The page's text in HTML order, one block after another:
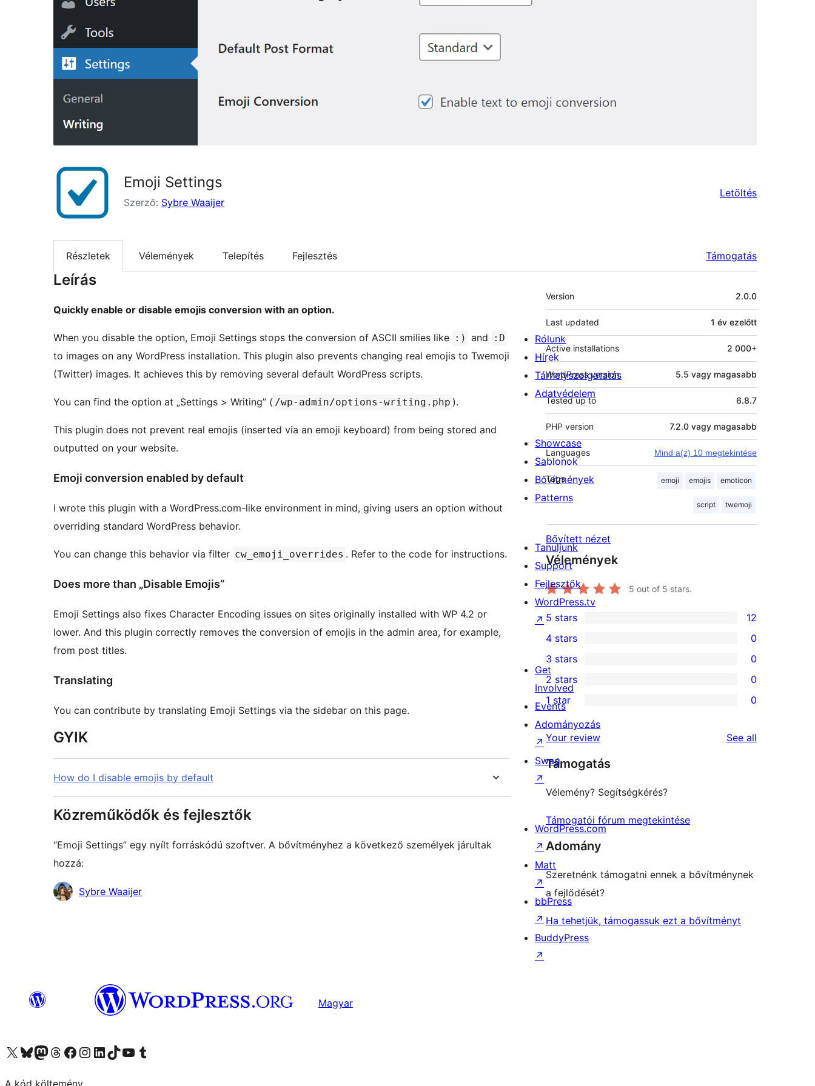
Emoji Settings
Szerző: Sybre Waaijer
Letöltés
Részletek Vélemények Telepítés Fejlesztés Támogatás
Leírás
Quickly enable or disable emojis conversion with an option.
When you disable the option, Emoji Settings stops the conversion of ASCII smilies like :) and :D
to images on any WordPress installation. This plugin also prevents changing real emojis to Twemoji
(Twitter) images. It achieves this by removing several default WordPress scripts.
You can find the option at „Settings > Writing” ( /wp-admin/options-writing.php ).
This plugin does not prevent real emojis (inserted via an emoji keyboard) from being stored and
outputted on your website.
Emoji conversion enabled by default
I wrote this plugin with a WordPress.com-like environment in mind, giving users an option without
overriding standard WordPress behavior.
You can change this behavior via filter cw_emoji_overrides . Refer to the code for instructions.
Does more than „Disable Emojis”
Emoji Settings also fixes Character Encoding issues on sites originally installed with WP 4.2 or
lower. And this plugin correctly removes the conversion of emojis in the admin area, for example,
from post titles.
Translating
You can contribute by translating Emoji Settings via the sidebar on this page.
GYIK
How do I disable emojis by default
Közreműködők és fejlesztők
“Emoji Settings” egy nyílt forráskódú szoftver. A bővítményhez a következő személyek járultak
hozzá:
Közreműködők
Sybre Waaijer
Meta
Version 2.0.0
Last updated 1 év ezelőtt
Active installations 2 000+
WordPress version 5.5 vagy magasabb
Tested up to 6.8.7
PHP version 7.2.0 vagy magasabb
Languages Mind a(z) 10 megtekintése
Tags emoji emojis emoticon
script twemoji
Bővített nézet
Vélemények
5 out of 5 stars.
12
5-
star
reviews
5 stars 12
4-
star
reviews
4 stars 0
0
3-
star
reviews
3 stars 0
0
2-
star
reviews
2 stars 0
0
1-
star
reviews
1 star 0
Your review See all
Támogatás
Vélemény? Segítségkérés?
Támogatói fórum megtekintése
Adomány
Szeretnénk támogatni ennek a bővítménynek
a fejlődését?
Ha tehetjük, támogassuk ezt a bővítményt
Rólunk
Hírek
Tárhelyszolgatatás
Adatvédelem
Showcase
Sablonok
Bővítmények
Patterns
Tanuljunk
Support
Fejlesztők
WordPress.tv
↗
Get
Involved
Events
Adományozás
↗
Swag
↗
WordPress.com
↗
Matt
↗
bbPress
↗
BuddyPress
↗
Magyar
Visit our X (formerly Twitter) account
Visit our Bluesky account
Twitter csatornánk
Visit our Threads account
Facebook oldalunk megtekintése
Visit our Instagram account
Visit our LinkedIn account
Visit our TikTok account
Visit our YouTube channel
Visit our Tumblr account